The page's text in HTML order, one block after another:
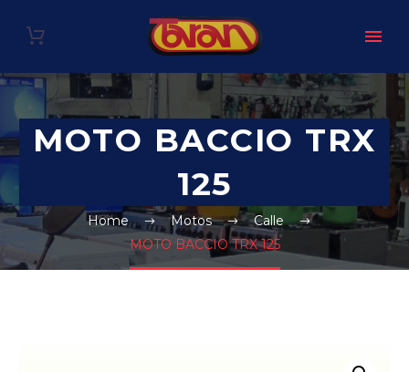
MOTO BACCIO TRX
125
Home Motos
Calle
MOTO BACCIO TRX 125